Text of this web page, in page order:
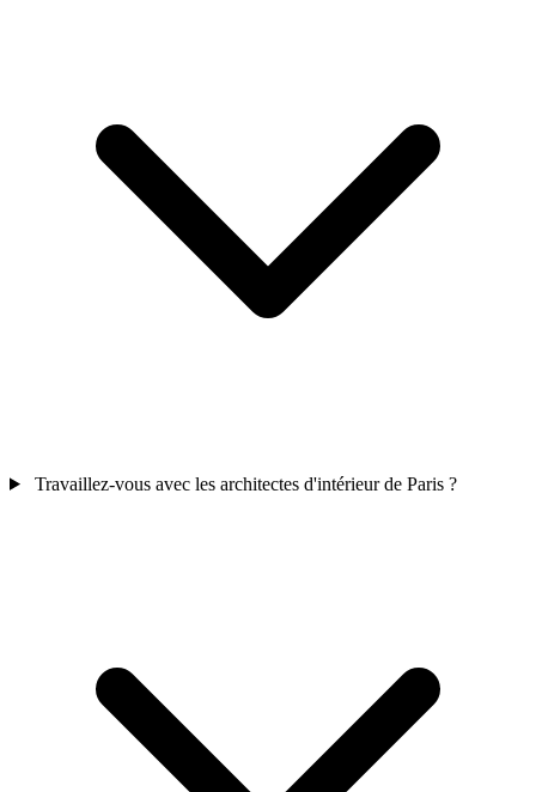
Travaillez-vous avec les architectes d'intérieur de Paris ?